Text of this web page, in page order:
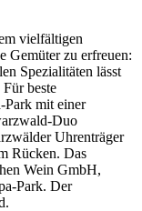
vielfältigen
Gemüter zu erfreuen:
Spezialitäten lässt
beste
Park mit einer
Duo
Uhrenträger
Rücken. Das
Wein GmbH,
Park. Der